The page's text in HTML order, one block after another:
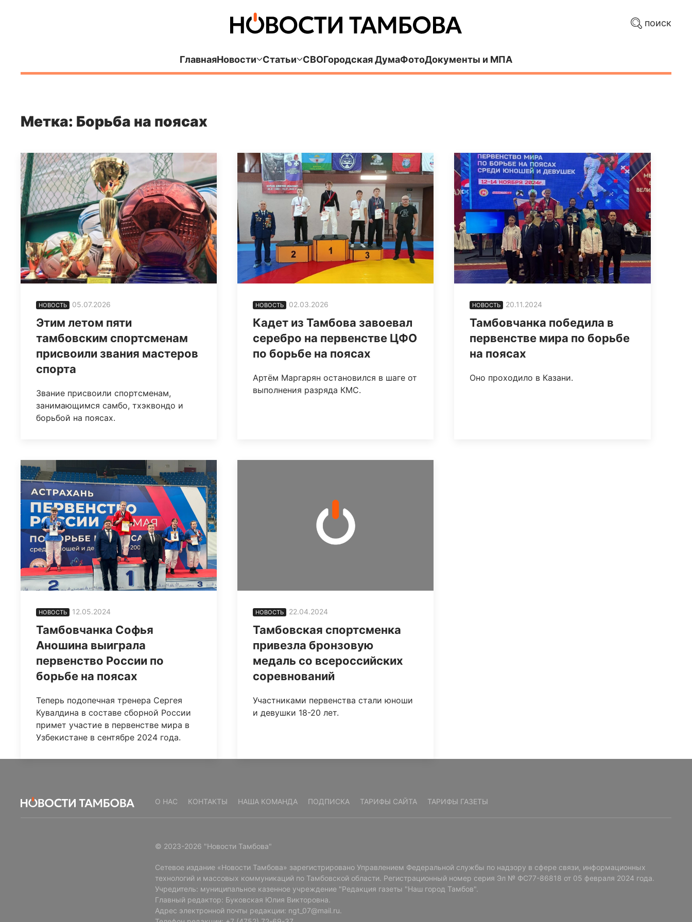
поиск
ГлавнаяНовости Статьи СВОГородская ДумаФотоДокументы и МПА
Метка: Борьба на поясах
НОВОСТЬ 05.07.2026
Этим летом пяти
тамбовским спортсменам
присвоили звания мастеров
спорта
Звание присвоили спортсменам,
занимающимся самбо, тхэквондо и
борьбой на поясах.
НОВОСТЬ 02.03.2026
Кадет из Тамбова завоевал
серебро на первенстве ЦФО
по борьбе на поясах
Артём Маргарян остановился в шаге от
выполнения разряда КМС.
НОВОСТЬ 20.11.2024
Тамбовчанка победила в
первенстве мира по борьбе
на поясах
Оно проходило в Казани.
НОВОСТЬ 12.05.2024
Тамбовчанка Софья
Аношина выиграла
первенство России по
борьбе на поясах
Теперь подопечная тренера Сергея
Кувалдина в составе сборной России
примет участие в первенстве мира в
Узбекистане в сентябре 2024 года.
НОВОСТЬ 22.04.2024
Тамбовская спортсменка
привезла бронзовую
медаль со всероссийских
соревнований
Участниками первенства стали юноши
и девушки 18-20 лет.
О НАС КОНТАКТЫ НАША КОМАНДА ПОДПИСКА ТАРИФЫ САЙТА ТАРИФЫ ГАЗЕТЫ
© 2023-2026 "Новости Тамбова"
Сетевое издание «Новости Тамбова» зарегистрировано Управлением Федеральной службы по надзору в сфере связи, информационных
технологий и массовых коммуникаций по Тамбовской области. Регистрационный номер серия Эл № ФС77-86818 от 05 февраля 2024 года.
Учредитель: муниципальное казенное учреждение "Редакция газеты "Наш город Тамбов".
Главный редактор: Буковская Юлия Викторовна.
Адрес электронной почты редакции: ngt_07@mail.ru.